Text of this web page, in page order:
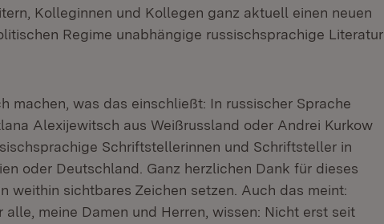
Kolleginnen und Kollegen ganz aktuell einen neuen
Regime unabhängige russischsprachige Literatur
machen, was das einschließt: In russischer Sprache
Alexijewitsch aus Weißrussland oder Andrei Kurkow
Schriftstellerinnen und Schriftsteller in
oder Deutschland. Ganz herzlichen Dank für dieses
weithin sichtbares Zeichen setzen. Auch das meint:
alle, meine Damen und Herren, wissen: Nicht erst seit